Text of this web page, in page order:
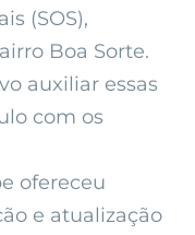
(SOS),
Boa Sorte.
auxiliar essas
com os
ofereceu
e atualização